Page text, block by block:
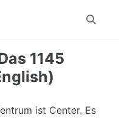
Toggle
1145
ist Center. Es